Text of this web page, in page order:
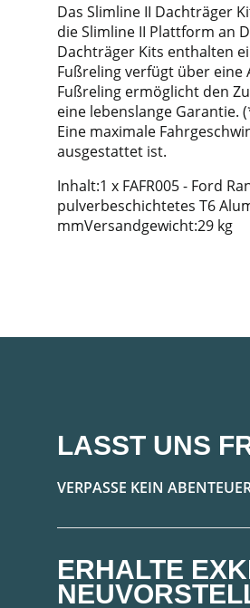
Das Slimline II Dachträger
die Slimline II Plattform an
Dachträger Kits enthalten
Fußreling verfügt über
Fußreling ermöglicht den
eine lebenslange Garantie.
Eine maximale
ausgestattet ist.
Inhalt:1 x FAFR005 - Ford
pulverbeschichtetes T6
mmVersandgewicht:29 kg
LASST UNS
VERPASSE KEIN
ERHALTE